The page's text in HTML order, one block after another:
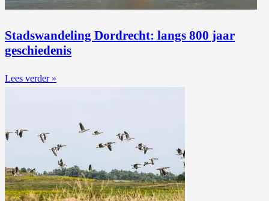
Stadswandeling Dordrecht: langs 800 jaar
geschiedenis
Lees verder »